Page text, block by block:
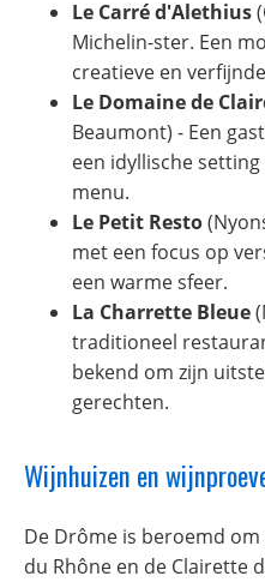
Le Carré d'Alethius
Michelin-ster. Een
creatieve en
Le Domaine de
Beaumont) - Een
een idyllische
menu.
Le Petit Resto
met een focus op
een warme sfeer.
La Charrette Bleue
traditioneel
bekend om zijn
gerechten.
Wijnhuizen en
De Drôme is beroemd
du Rhône en de Clairette